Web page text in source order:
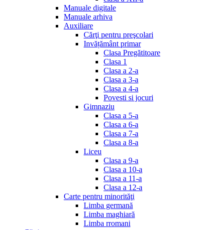
Manuale digitale
Manuale arhiva
Auxiliare
Cărţi pentru preşcolari
Invățământ primar
Clasa Pregătitoare
Clasa 1
Clasa a 2-a
Clasa a 3-a
Clasa a 4-a
Povesti si jocuri
Gimnaziu
Clasa a 5-a
Clasa a 6-a
Clasa a 7-a
Clasa a 8-a
Liceu
Clasa a 9-a
Clasa a 10-a
Clasa a 11-a
Clasa a 12-a
Carte pentru minorităţi
Limba germană
Limba maghiară
Limba rromani